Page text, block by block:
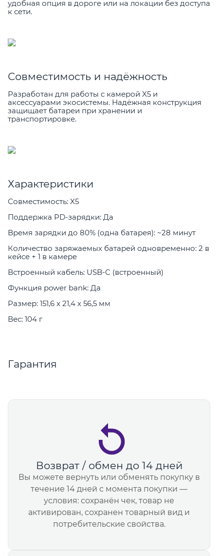
удобная опция в дороге или на локации без доступа
к сети.
Совместимость и надёжность
Разработан для работы с камерой X5 и
аксессуарами экосистемы. Надёжная конструкция
защищает батареи при хранении и
транспортировке.
Характеристики
Совместимость: X5
Поддержка PD-зарядки: Да
Время зарядки до 80% (одна батарея): ~28 минут
Количество заряжаемых батарей одновременно: 2 в
кейсе + 1 в камере
Встроенный кабель: USB-C (встроенный)
Функция power bank: Да
Размер: 151,6 x 21,4 x 56,5 мм
Вес: 104 г
Гарантия
Возврат / обмен до 14 дней
Вы можете вернуть или обменять покупку в
течение 14 дней с момента покупки —
условия: сохранён чек, товар не
активирован, сохранен товарный вид и
потребительские свойства.